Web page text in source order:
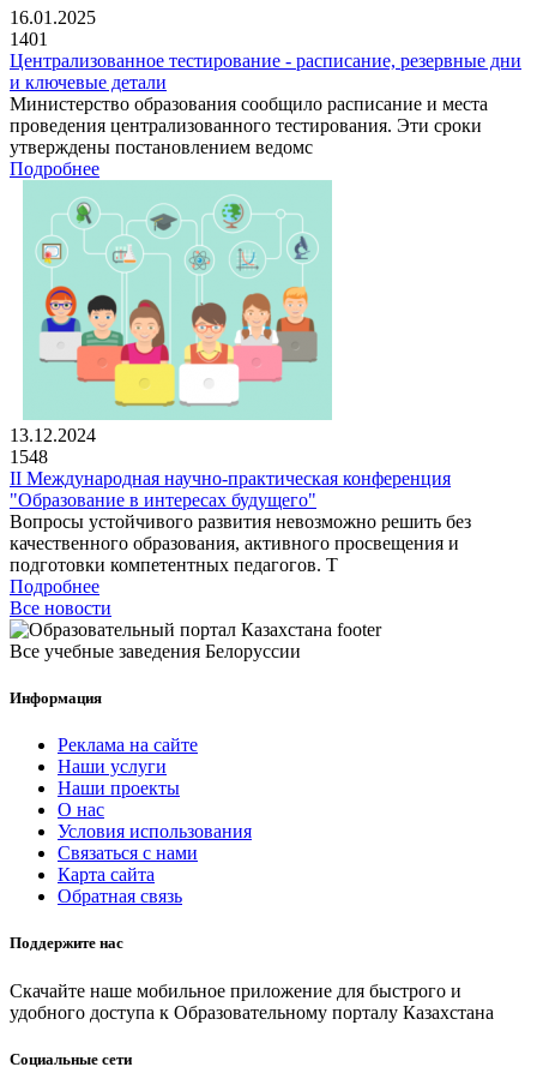
16.01.2025
1401
Централизованное тестирование - расписание, резервные дни
и ключевые детали
Министерство образования сообщило расписание и места
проведения централизованного тестирования. Эти сроки
утверждены постановлением ведомс
Подробнее
13.12.2024
1548
II Международная научно-практическая конференция
"Образование в интересах будущего"
Вопросы устойчивого развития невозможно решить без
качественного образования, активного просвещения и
подготовки компетентных педагогов. Т
Подробнее
Все новости
Все учебные заведения Белоруссии
Информация
Реклама на сайте
Наши услуги
Наши проекты
О нас
Условия использования
Связаться с нами
Карта сайта
Обратная связь
Поддержите нас
Скачайте наше мобильное приложение для быстрого и
удобного доступа к Образовательному порталу Казахстана
Социальные сети